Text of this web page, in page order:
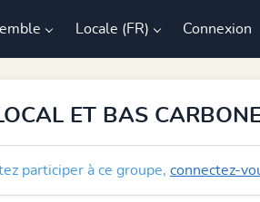
Locale (FR) Connexion
ET BAS
participer à ce groupe, connectez-